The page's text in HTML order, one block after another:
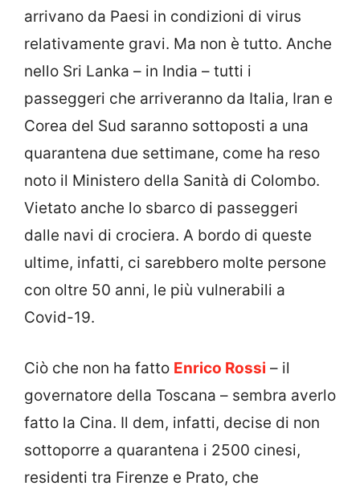
arrivano da Paesi in condizioni di virus
relativamente gravi. Ma non è tutto. Anche
nello Sri Lanka – in India – tutti i
passeggeri che arriveranno da Italia, Iran e
Corea del Sud saranno sottoposti a una
quarantena due settimane, come ha reso
noto il Ministero della Sanità di Colombo.
Vietato anche lo sbarco di passeggeri
dalle navi di crociera. A bordo di queste
ultime, infatti, ci sarebbero molte persone
con oltre 50 anni, le più vulnerabili a
Covid-19.
Ciò che non ha fatto Enrico Rossi – il
governatore della Toscana – sembra averlo
fatto la Cina. Il dem, infatti, decise di non
sottoporre a quarantena i 2500 cinesi,
residenti tra Firenze e Prato, che